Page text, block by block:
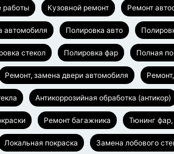
работы Кузовной ремонт Ремонт
автомобиля Полировка авто
стекол Полировка фар Полная
Ремонт, замена двери автомобиля
Антикоррозийная обработка (антикор)
Ремонт багажника Тюнинг фар,
Локальная покраска Замена лобового